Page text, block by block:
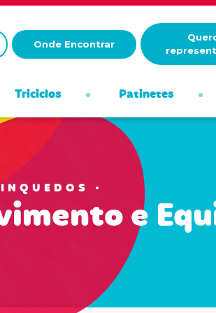
Onde Encontrar
Triciclos Patinetes
e